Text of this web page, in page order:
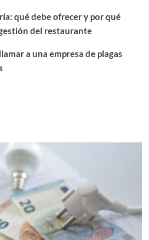
qué debe ofrecer y por qué
del restaurante
a una empresa de plagas